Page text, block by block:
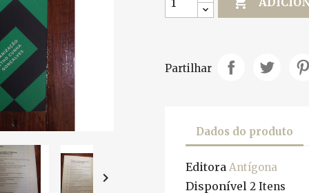

Partilhar
Dados do produto
Editora Antígona
Disponível 2 Itens